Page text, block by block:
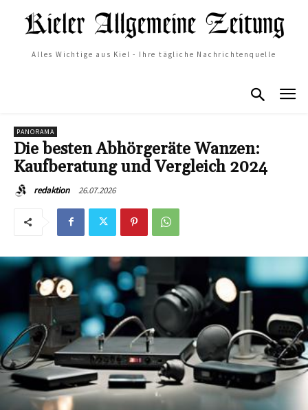
Alles Wichtige aus Kiel - Ihre tägliche Nachrichtenquelle
PANORAMA
Die besten Abhörgeräte Wanzen:
Kaufberatung und Vergleich 2024
redaktion 26.07.2026